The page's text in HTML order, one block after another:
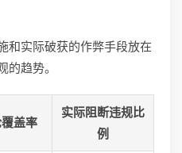
和实际破获的作弊手段放在
趋势。
盖率
实际阻断违规比
例